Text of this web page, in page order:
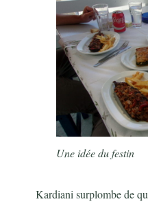
Une idée du festin
Kardiani surplombe de